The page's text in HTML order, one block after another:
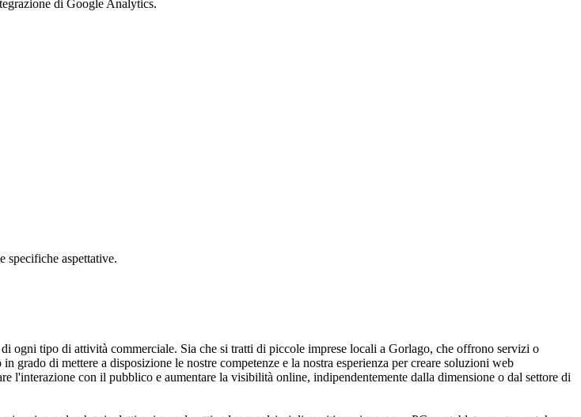
di Google Analytics.
specifiche aspettative.
ogni tipo di attività commerciale. Sia che si tratti di piccole imprese locali a Gorlago, che offrono servizi o
di mettere a disposizione le nostre competenze e la nostra esperienza per creare soluzioni web
l'interazione con il pubblico e aumentare la visibilità online, indipendentemente dalla dimensione o dal settore di